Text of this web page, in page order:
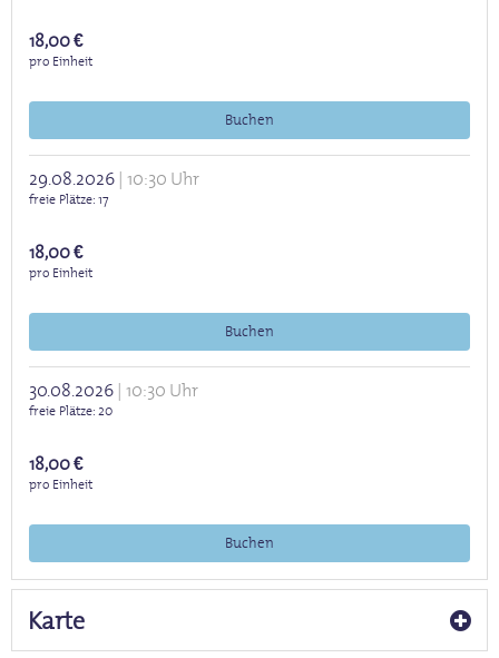
18,00 €
pro Einheit
Buchen
29.08.2026 10:30 Uhr
freie Plätze 17
18,00 €
pro Einheit
Buchen
30.08.2026 10:30 Uhr
freie Plätze 20
18,00 €
pro Einheit
Buchen
Karte